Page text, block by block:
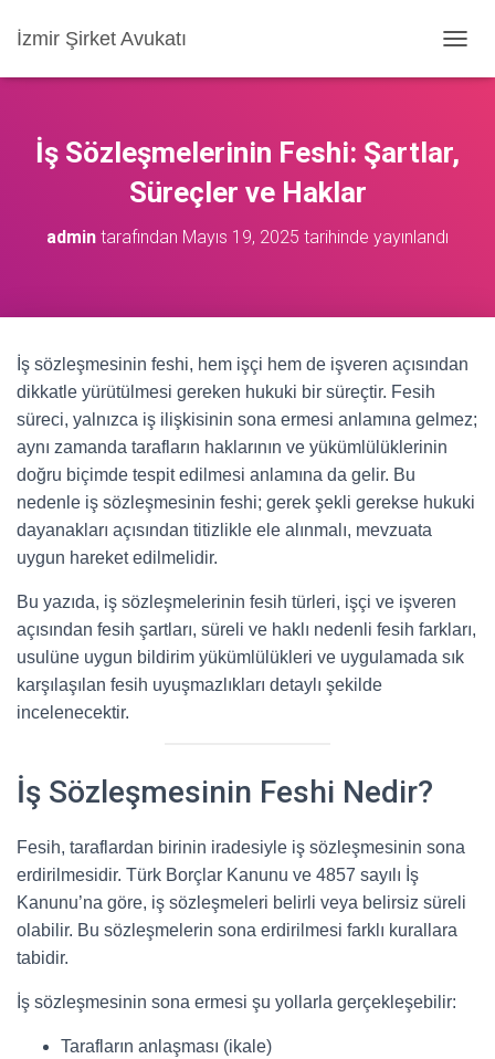
İzmir Şirket Avukatı
E
Ü
İş Sözleşmelerinin Feshi: Şartlar,
Süreçler ve Haklar
admin tarafından Mayıs 19, 2025 tarihinde yayınlandı
İş sözleşmesinin feshi, hem işçi hem de işveren açısından
dikkatle yürütülmesi gereken hukuki bir süreçtir. Fesih
süreci, yalnızca iş ilişkisinin sona ermesi anlamına gelmez;
aynı zamanda tarafların haklarının ve yükümlülüklerinin
doğru biçimde tespit edilmesi anlamına da gelir. Bu
nedenle iş sözleşmesinin feshi; gerek şekli gerekse hukuki
dayanakları açısından titizlikle ele alınmalı, mevzuata
uygun hareket edilmelidir.
Bu yazıda, iş sözleşmelerinin fesih türleri, işçi ve işveren
açısından fesih şartları, süreli ve haklı nedenli fesih farkları,
usulüne uygun bildirim yükümlülükleri ve uygulamada sık
karşılaşılan fesih uyuşmazlıkları detaylı şekilde
incelenecektir.
İş Sözleşmesinin Feshi Nedir?
Fesih, taraflardan birinin iradesiyle iş sözleşmesinin sona
erdirilmesidir. Türk Borçlar Kanunu ve 4857 sayılı İş
Kanunu’na göre, iş sözleşmeleri belirli veya belirsiz süreli
olabilir. Bu sözleşmelerin sona erdirilmesi farklı kurallara
tabidir.
İş sözleşmesinin sona ermesi şu yollarla gerçekleşebilir:
Tarafların anlaşması (ikale)